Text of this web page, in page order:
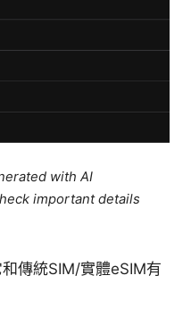
with AI
important details
傳統SIM/實體eSIM有